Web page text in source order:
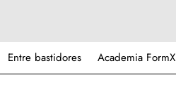
Entre bastidores Academia FormX